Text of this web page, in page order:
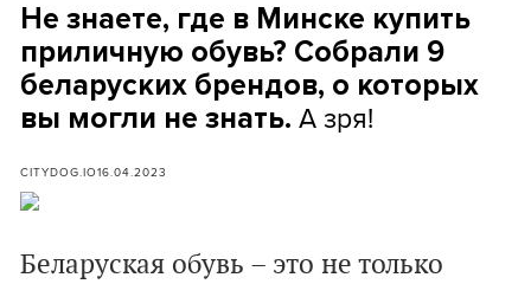
Не знаете, где в Минске купить
приличную обувь? Собрали 9
беларуских брендов, о которых
вы могли не знать. А зря!
CITYDOG.IO16.04.2023
Беларуская обувь – это не только